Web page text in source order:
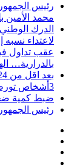
رئيس
محمد الأمين
الدرك
لاعتداء
عقب تداول
بالدرارية…
3أشخاص تورطوا في الإعتداء على مواطن
ضبط كمية
رئيس